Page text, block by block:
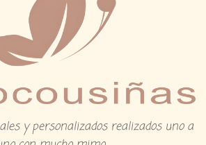
y personalizados realizados uno a